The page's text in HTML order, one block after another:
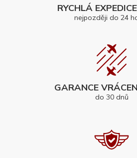
RYCHLÁ
nejpozději do 24
GARANCE
do 30 dnů